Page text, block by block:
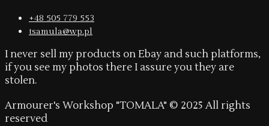
+48 505 779 553
tsamula@wp.pl
I never sell my products on Ebay and such platforms,
if you see my photos there I assure you they are
stolen.
Armourer's Workshop "TOMALA" © 2025 All rights
reserved